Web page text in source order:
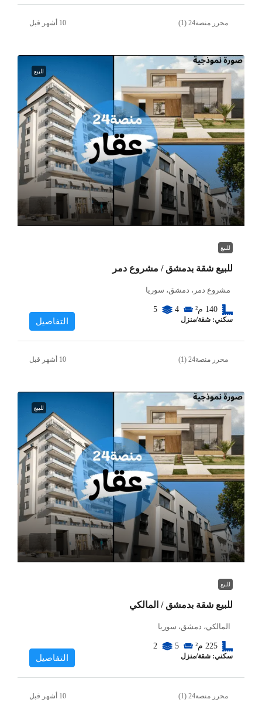
محرر منصة24 (1)
للبيع
للبيع
للبيع شقة بدمشق / مشروع دمر
مشروع دمر، دمشق، سوريا
140 م² 4
5
سكني: شقة/منزل التفاصيل
محرر منصة24 (1)
للبيع
للبيع
للبيع شقة بدمشق / المالكي
المالكي، دمشق، سوريا
225 م² 5
2
سكني: شقة/منزل التفاصيل
محرر منصة24 (1)